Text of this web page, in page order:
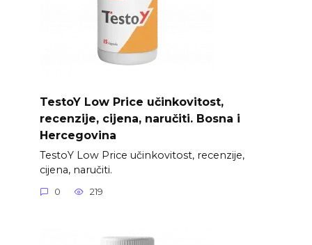
TestoY Low Price učinkovitost,
recenzije, cijena, naručiti. Bosna i
Hercegovina
TestoY Low Price učinkovitost, recenzije,
cijena, naručiti.
0 219